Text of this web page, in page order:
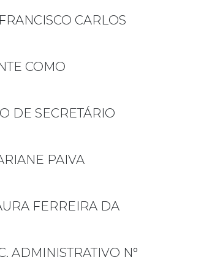
CARLOS
COMO
DE SECRETÁRIO
PAIVA
FERREIRA DA
ADMINISTRATIVO N°